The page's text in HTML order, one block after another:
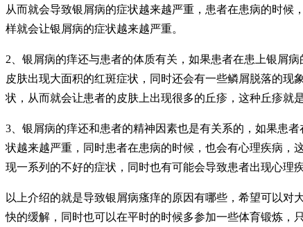
从而就会导致银屑病的症状越来越严重，患者在患病的时
样就会让银屑病的症状越来越严重。
2、银屑病的痒还与患者的体质有关，如果患者在患上银屑
皮肤出现大面积的红斑症状，同时还会有一些鳞屑脱落的
状，从而就会让患者的皮肤上出现很多的丘疹，这种丘疹就
3、银屑病的痒还和患者的精神因素也是有关系的，如果患
状越来越严重，同时患者在患病的时候，也会有心理疾病，
现一系列的不好的症状，同时也有可能会导致患者出现心理疾
以上介绍的就是导致银屑病瘙痒的原因有哪些，希望可以
快的缓解，同时也可以在平时的时候多参加一些体育锻炼，